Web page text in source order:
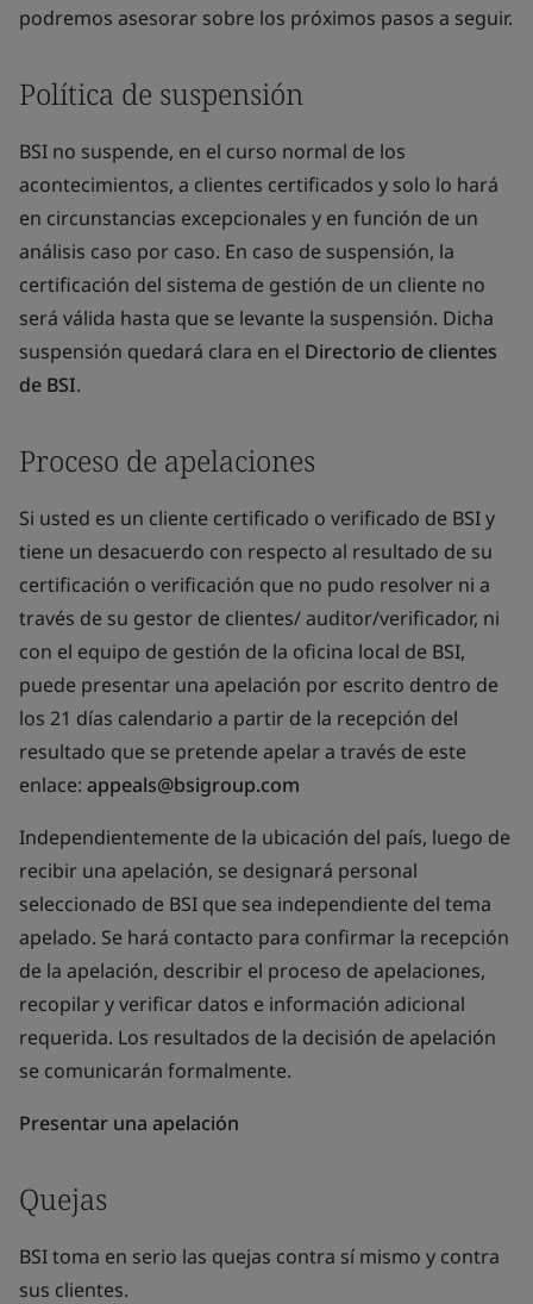
podremos asesorar sobre los próximos pasos a seguir.
Política de suspensión
BSI no suspende, en el curso normal de los
acontecimientos, a clientes certificados y solo lo hará
en circunstancias excepcionales y en función de un
análisis caso por caso. En caso de suspensión, la
certificación del sistema de gestión de un cliente no
será válida hasta que se levante la suspensión. Dicha
suspensión quedará clara en el Directorio de clientes
de BSI.
Proceso de apelaciones
Si usted es un cliente certificado o verificado de BSI y
tiene un desacuerdo con respecto al resultado de su
certificación o verificación que no pudo resolver ni a
través de su gestor de clientes/ auditor/verificador, ni
con el equipo de gestión de la oficina local de BSI,
puede presentar una apelación por escrito dentro de
los 21 días calendario a partir de la recepción del
resultado que se pretende apelar a través de este
enlace: appeals@bsigroup.com
Independientemente de la ubicación del país, luego de
recibir una apelación, se designará personal
seleccionado de BSI que sea independiente del tema
apelado. Se hará contacto para confirmar la recepción
de la apelación, describir el proceso de apelaciones,
recopilar y verificar datos e información adicional
requerida. Los resultados de la decisión de apelación
se comunicarán formalmente.
Presentar una apelación
Quejas
BSI toma en serio las quejas contra sí mismo y contra
sus clientes.